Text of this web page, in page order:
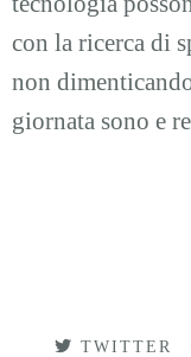
con la ricerca di
non
giornata sono e
TWITTER